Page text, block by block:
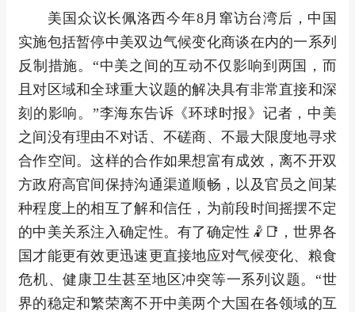
美国众议长佩洛西今年8月窜访台湾后，中国
实施包括暂停中美双边气候变化商谈在内的一系列
反制措施。“中美之间的互动不仅影响到两国，而
且对区域和全球重大议题的解决具有非常直接和深
刻的影响。”李海东告诉《环球时报》记者，中美
之间没有理由不对话、不磋商、不最大限度地寻求
合作空间。这样的合作如果想富有成效，离不开双
方政府高官间保持沟通渠道顺畅，以及官员之间某
种程度上的相互了解和信任，为前段时间摇摆不定
的中美关系注入确定性。有了确定性🤾📑，世界各
国才能更有效更迅速更直接地应对气候变化、粮食
危机、健康卫生甚至地区冲突等一系列议题。“世
界的稳定和繁荣离不开中美两个大国在各领域的互